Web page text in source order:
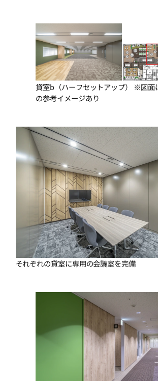
貸室b（ハーフセットアップ） ※図面
の参考イメージあり
それぞれの貸室に専用の会議室を完備